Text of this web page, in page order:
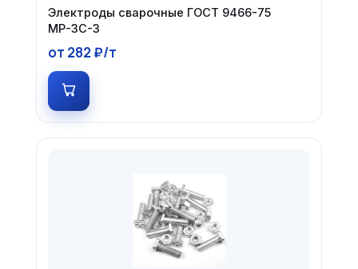
Электроды сварочные ГОСТ 9466-75
МР-3С-3
от 282 ₽/т